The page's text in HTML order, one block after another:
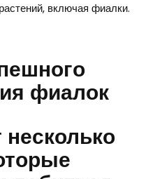
включая фиалки.
фиалок